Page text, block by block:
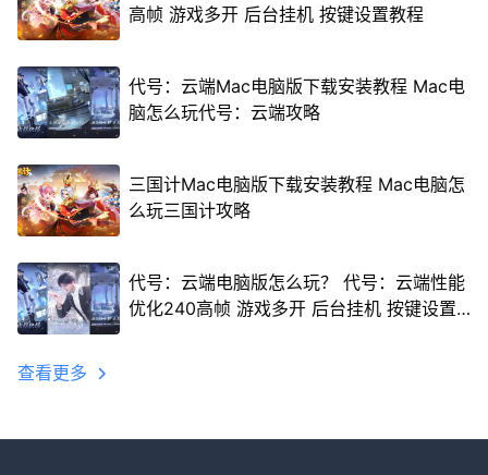
高帧 游戏多开 后台挂机 按键设置教程
代号：云端Mac电脑版下载安装教程 Mac电
脑怎么玩代号：云端攻略
三国计Mac电脑版下载安装教程 Mac电脑怎
么玩三国计攻略
代号：云端电脑版怎么玩？ 代号：云端性能
优化240高帧 游戏多开 后台挂机 按键设置
查看更多